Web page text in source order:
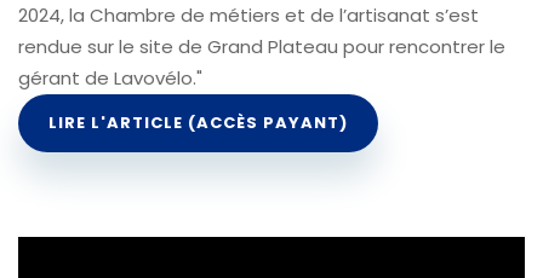
2024, la Chambre de métiers et de l’artisanat s’est
rendue sur le site de Grand Plateau pour rencontrer le
gérant de Lavovélo."
LIRE L'ARTICLE (ACCÈS PAYANT)